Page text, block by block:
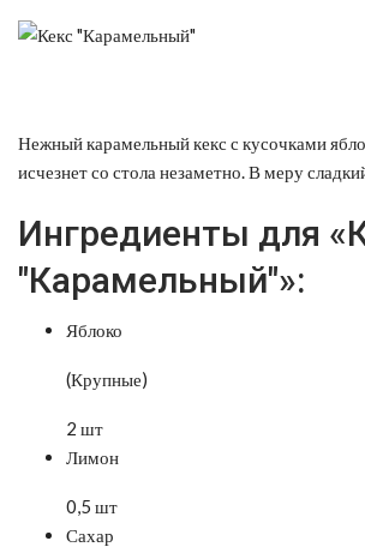
Нежный карамельный кекс с кусочками
исчезнет со стола незаметно. В меру
Ингредиенты для
"Карамельный"»:
Яблоко
(Крупные)
2 шт
Лимон
0,5 шт
Сахар